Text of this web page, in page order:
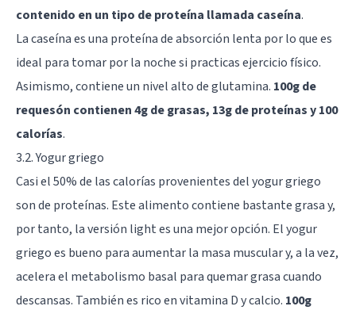
contenido en un tipo de proteína llamada caseína.
La caseína es una proteína de absorción lenta por lo que es
ideal para tomar por la noche si practicas ejercicio físico.
Asimismo, contiene un nivel alto deglutamina. 100g de
requesón contienen 4g de grasas, 13g de proteínas y 100
calorías.
3.2. Yogur griego
Casi el 50% de las calorías provenientes del yogur griego
son de proteínas. Este alimento contiene bastante grasa y,
por tanto, la versión light es una mejor opción. El yogur
griego es bueno para aumentar la masa muscular y, a la vez,
acelera el metabolismo basal para quemar grasa cuando
descansas. También es rico en vitamina D y calcio. 100g